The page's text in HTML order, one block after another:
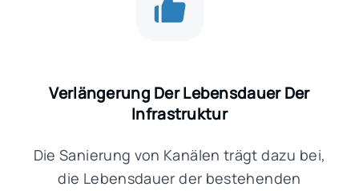
Verlängerung Der Lebensdauer Der
Infrastruktur
Die Sanierung von Kanälen trägt dazu bei,
die Lebensdauer der bestehenden